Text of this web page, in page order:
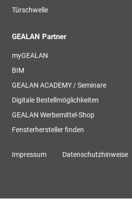
Türschwelle
GEALAN Partner
myGEALAN
BIM
GEALAN ACADEMY / Seminare
Digitale Bestellmöglichkeiten
GEALAN Werbemittel-Shop
Fensterhersteller finden
Impressum Datenschutzhinweise